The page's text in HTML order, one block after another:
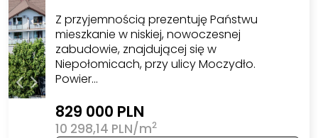
Z przyjemnością prezentuję Państwu
mieszkanie w niskiej, nowoczesnej
zabudowie, znajdującej się w
Niepołomicach, przy ulicy Moczydło.
Powier…
829 000 PLN
10 298,14 PLN/m2